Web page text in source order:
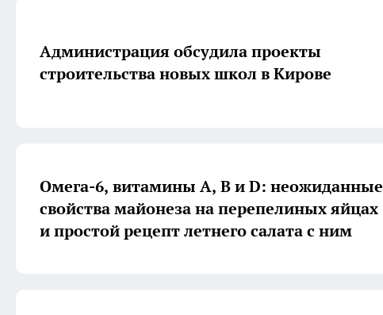
Администрация обсудила проекты
строительства новых школ в Кирове
Омега-6, витамины А, В и D: неожиданные
свойства майонеза на перепелиных яйцах
и простой рецепт летнего салата с ним